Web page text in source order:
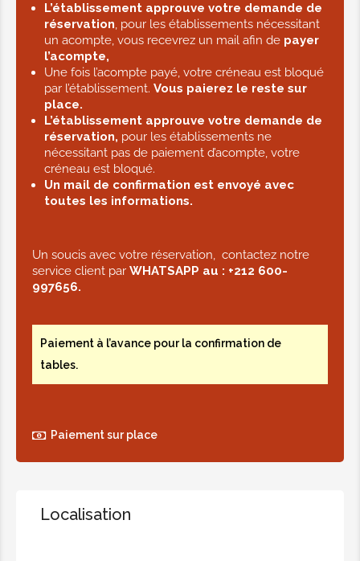
L’établissement approuve votre demande de
réservation, pour les établissements nécessitant
un acompte, vous recevrez un mail afin de payer
l’acompte,
Une fois l’acompte payé, votre créneau est bloqué
par l’établissement. Vous paierez le reste sur
place.
L’établissement approuve votre demande de
réservation, pour les établissements ne
nécessitant pas de paiement d’acompte, votre
créneau est bloqué.
Un mail de confirmation est envoyé avec
toutes les informations.
Un soucis avec votre réservation, contactez notre
service client par WHATSAPP au : +212 600-
997656.
Paiement à l’avance pour la confirmation de
tables.
Paiement sur place
Localisation